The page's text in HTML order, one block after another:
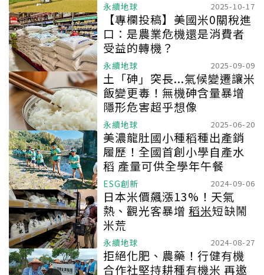
永續地球 2025-10-17
【專欄投稿】美國米0關稅進
口：是農業危機還是消費者
受益的轉機？
永續地球 2025-09-09
土「砷」突長...氣候變遷讓米
飯變更毒！無機砷含量暴增
隱形危害超乎想像
永續地球 2025-06-20
美濃龍肚國小種稻種出產銷
履歷！全國首創小學自產水
稻 產量可供全學年午餐
ESG創新 2024-09-06
日本米價飆漲13%！天氣
熱、觀光客暴增 稻米短缺鬧
米荒
永續地球 2024-08-27
拒絕化肥、農藥！行健有機
合作社堅持耕種有機米 再邀